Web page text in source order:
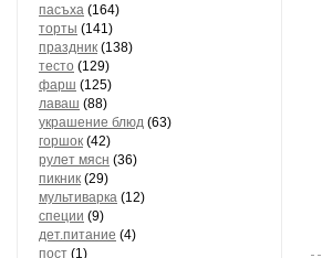
пасъха (164)
торты (141)
праздник (138)
тесто (129)
фарш (125)
лаваш (88)
украшение блюд (63)
горшок (42)
рулет мясн (36)
пикник (29)
мультиварка (12)
специи (9)
дет.питание (4)
пост (1)